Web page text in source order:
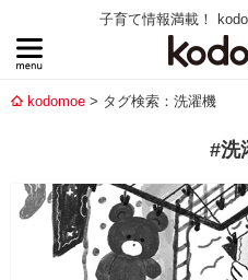
子育て情報満載！
kodomoe タグ検索：洗濯機
#洗